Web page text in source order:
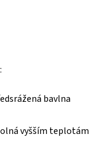
bavlna
vyšším teplotám